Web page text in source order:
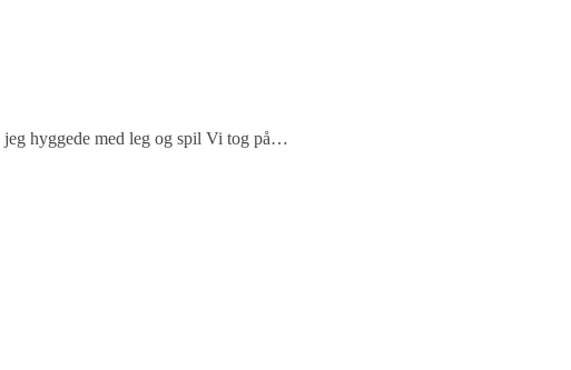
jeg hyggede med leg og spil Vi tog på…